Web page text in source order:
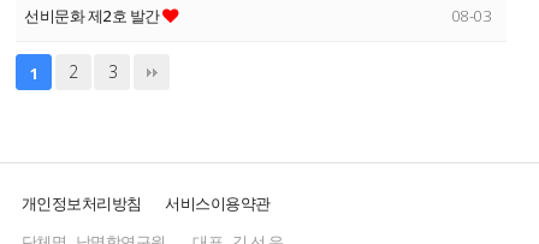
선비문화 제2호 발간 08-03
1 2 3
개인정보처리방침
서비스이용약관